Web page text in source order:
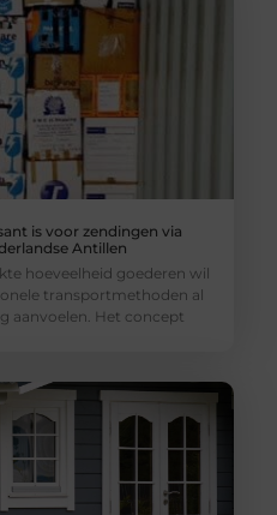
is voor zendingen via
Antillen
hoeveelheid goederen wil
transportmethoden al
aanvoelen. Het concept